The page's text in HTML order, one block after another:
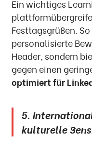
Ein wichtiges
Festtagsgrüßen.
personalisierte
Header, sondern
gegen einen
optimiert für
5.
kulturelle